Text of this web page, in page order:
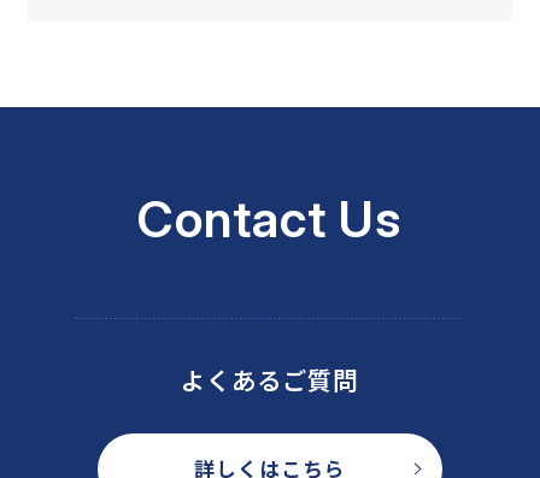
Contact Us
よくあるご質問
詳しくはこちら